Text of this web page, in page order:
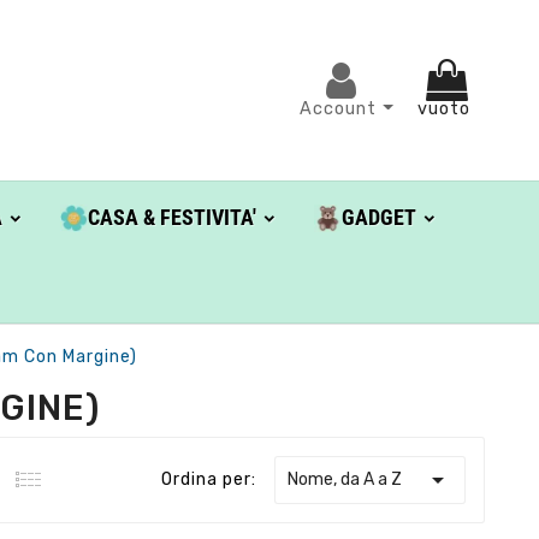
Account vuoto
CASA & FESTIVITA' GADGET
Con Margine)
Ordina per: Nome, da A a Z 